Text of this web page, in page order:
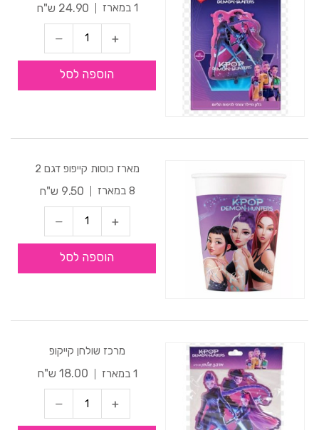
1 במארז
24.90 ש"ח
הוספה לסל
מארז כוסות קייפופ דגם 2
8 במארז
9.50 ש"ח
הוספה לסל
מרכז שולחן קייקופ
1 במארז
18.00 ש"ח